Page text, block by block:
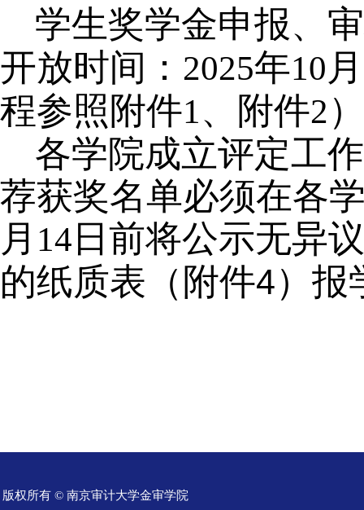
学生奖学金申报、
开放时间： 2025年10月
程参照附件1、附件2）
各学院成立评定工
荐获奖名单必须在各
月 14 日前将公示无异
的纸质表（附件4）报
版权所有 © 南京审计大学金审学院